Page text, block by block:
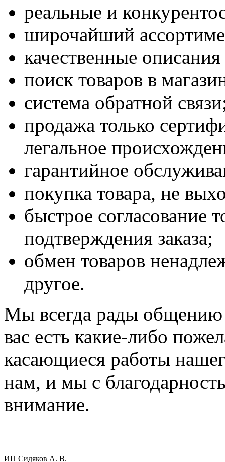
реальные и
широчайший
качественные
поиск товаров в
система обратной
продажа только
легальное
гарантийное
покупка товара, не
быстрое согласование
подтверждения заказа;
обмен товаров
другое.
Мы всегда рады
вас есть какие-либо
касающиеся работы
нам, и мы с
внимание.
ИП Сидяков А. В.